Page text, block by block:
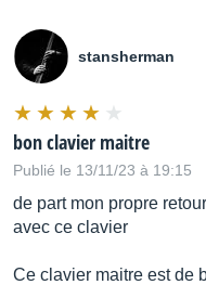
stansherman
bon clavier maitre
Publié le 13/11/23 à 19:15
de part mon propre
avec ce clavier
Ce clavier maitre est de